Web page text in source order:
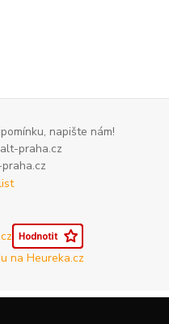
napište nám!
praha.cz